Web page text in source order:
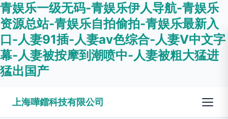
青娱乐一级无码-青娱乐伊人导航-青娱乐
资源总站-青娱乐自拍偷拍-青娱乐最新入
口-人妻91插-人妻av色综合-人妻V中文字
幕-人妻被按摩到潮喷中-人妻被粗大猛进
猛出国产
上海嘩鐳科技有限公司